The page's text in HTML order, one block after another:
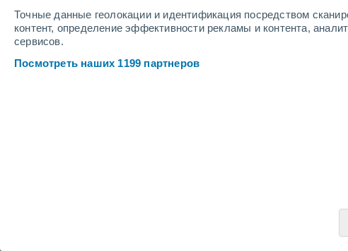
Точные данные геолокации и идентификация посредством
контент, определение эффективности рекламы и контента,
сервисов.
Посмотреть наших 1199 партнеров